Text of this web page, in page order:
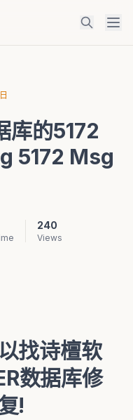
库的5172
5172 Msg
240
Views
找诗檀软
数据库修
!